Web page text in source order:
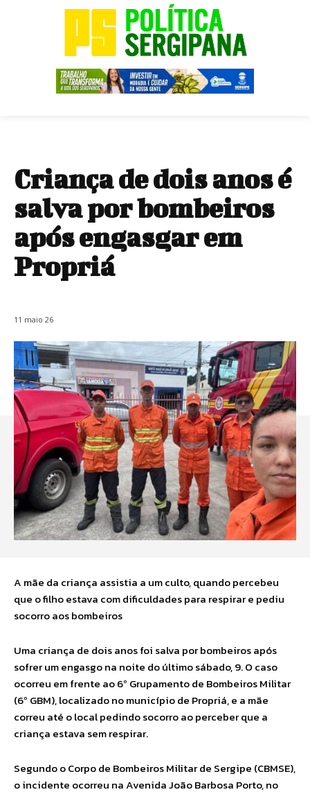
Criança de dois anos é
salva por bombeiros
após engasgar em
Propriá
11 maio 26
A mãe da criança assistia a um culto, quando percebeu
que o filho estava com dificuldades para respirar e pediu
socorro aos bombeiros
Uma criança de dois anos foi salva por bombeiros após
sofrer um engasgo na noite do último sábado, 9. O caso
ocorreu em frente ao 6º Grupamento de Bombeiros Militar
(6º GBM), localizado no município de Propriá, e a mãe
correu até o local pedindo socorro ao perceber que a
criança estava sem respirar.
Segundo o Corpo de Bombeiros Militar de Sergipe (CBMSE),
o incidente ocorreu na Avenida João Barbosa Porto, no